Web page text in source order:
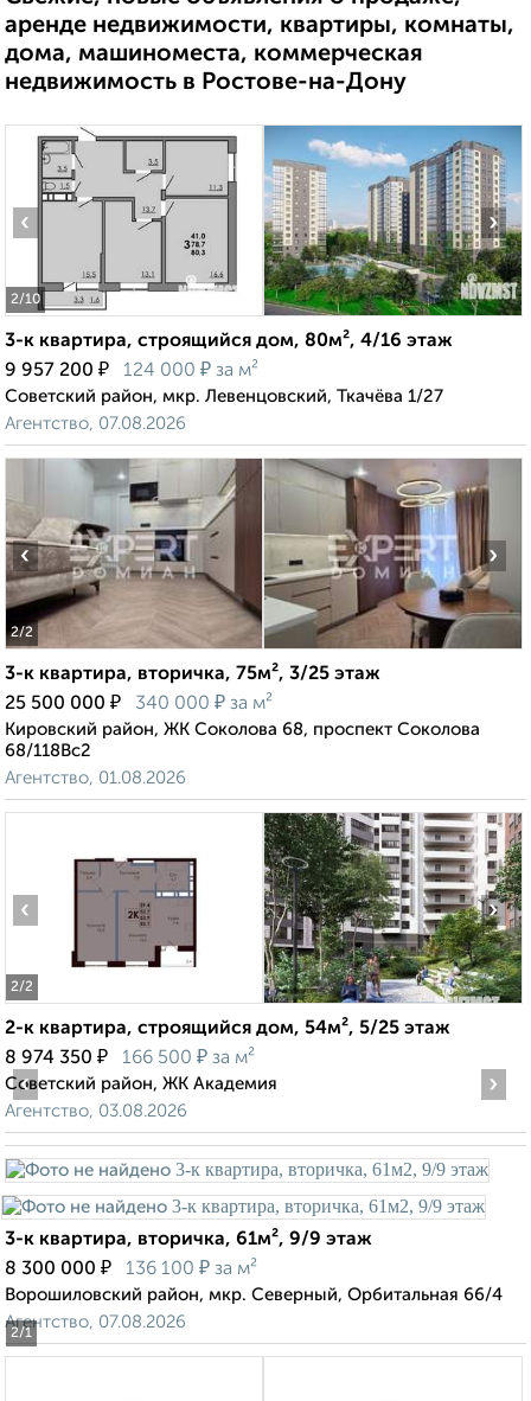
аренде недвижимости, квартиры, комнаты,
дома, машиноместа, коммерческая
недвижимость в Ростове-на-Дону
2/10
‹ ›
3-к квартира, строящийся дом, 80м², 4/16 этаж
9 957 200 ₽ 124 000 ₽ за м²
Советский район, мкр. Левенцовский, Ткачёва 1/27
Агентство, 07.08.2026
2/2
‹ ›
3-к квартира, вторичка, 75м², 3/25 этаж
25 500 000 ₽ 340 000 ₽ за м²
Кировский район, ЖК Соколова 68, проспект Соколова
68/118Вс2
Агентство, 01.08.2026
2/2
‹ ›
2-к квартира, строящийся дом, 54м², 5/25 этаж
8 974 350 ₽ 166 500 ₽ за м²
Советский район, ЖК Академия
Агентство, 03.08.2026
2/1
‹ ›
3-к квартира, вторичка, 61м², 9/9 этаж
8 300 000 ₽ 136 100 ₽ за м²
Ворошиловский район, мкр. Северный, Орбитальная 66/4
Агентство, 07.08.2026